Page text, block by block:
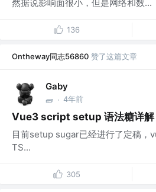
然据说影响面很小，但是网络和数...
136
Ontheway同志56860 赞了这篇文章
Gaby
🧱 · 4年前
Vue3 script setup 语法糖详解
目前setup sugar已经进行了定稿
TS...
305